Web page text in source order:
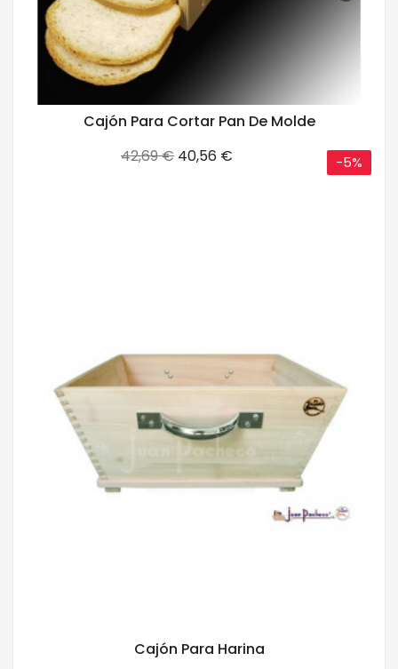
Cajón Para Cortar Pan De Molde
Precio
42,69 € Precio
40,56 € -5%
Cajón Para Harina